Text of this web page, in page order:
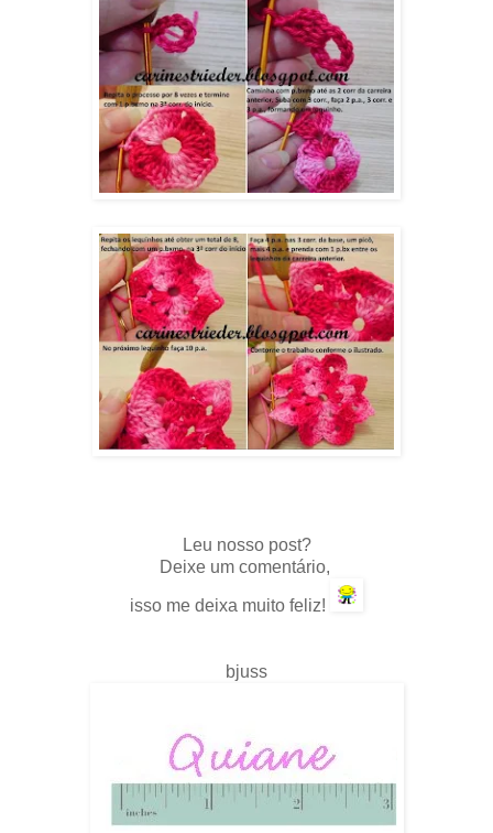
Leu nosso post?
Deixe um comentário,
isso me deixa muito feliz!
bjuss